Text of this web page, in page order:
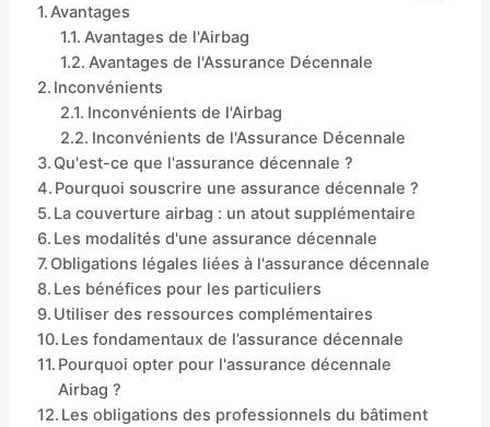
Avantages
Avantages de l'Airbag
Avantages de l'Assurance Décennale
Inconvénients
Inconvénients de l'Airbag
Inconvénients de l'Assurance Décennale
Qu'est-ce que l'assurance décennale ?
Pourquoi souscrire une assurance décennale ?
La couverture airbag : un atout supplémentaire
Les modalités d'une assurance décennale
Obligations légales liées à l'assurance décennale
Les bénéfices pour les particuliers
Utiliser des ressources complémentaires
Les fondamentaux de l’assurance décennale
Pourquoi opter pour l'assurance décennale
Airbag ?
Les obligations des professionnels du bâtiment